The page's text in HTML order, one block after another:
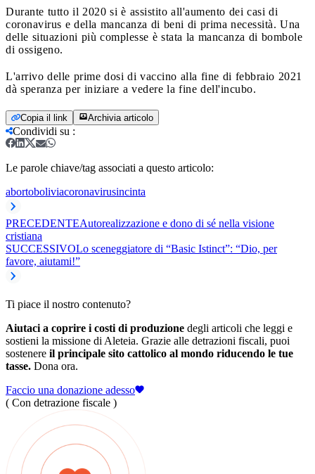
Durante tutto il 2020 si è assistito all'aumento dei casi di
coronavirus e della mancanza di beni di prima necessità. Una
delle situazioni più complesse è stata la mancanza di bombole
di ossigeno.
L'arrivo delle prime dosi di vaccino alla fine di febbraio 2021
dà speranza per iniziare a vedere la fine dell'incubo.
Copia il link Archivia articolo
Condividi su :
Le parole chiave/tag associati a questo articolo:
abortoboliviacoronavirusincinta
PRECEDENTEAutorealizzazione e dono di sé nella visione
cristiana
SUCCESSIVOLo sceneggiatore di “Basic Istinct”: “Dio, per
favore, aiutami!”
Ti piace il nostro contenuto?
Aiutaci a coprire i costi di produzione degli articoli che leggi e
sostieni la missione di Aleteia. Grazie alle detrazioni fiscali, puoi
sostenere il principale sito cattolico al mondo riducendo le tue
tasse. Dona ora.
Faccio una donazione adesso
( Con detrazione fiscale )